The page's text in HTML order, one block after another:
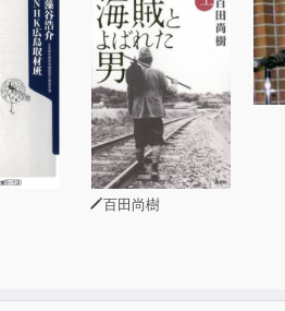
百田尚樹